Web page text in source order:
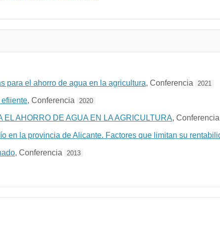
para el ahorro de agua en la agricultura, Conferencia 2021
efiiente, Conferencia 2020
EL AHORRO DE AGUA EN LA AGRICULTURA, Conferencia
en la provincia de Alicante. Factores que limitan su
, Conferencia 2013